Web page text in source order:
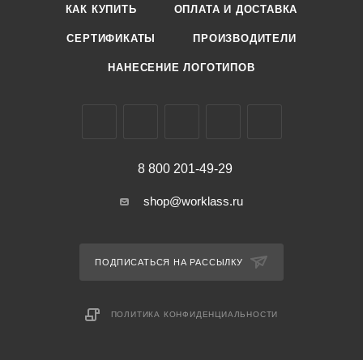
КАК КУПИТЬ ОПЛАТА И ДОСТАВКА
СЕРТИФИКАТЫ ПРОИЗВОДИТЕЛИ
НАНЕСЕНИЕ ЛОГОТИПОВ
8 800 201-49-29
shop@worklass.ru
ПОДПИСАТЬСЯ НА РАССЫЛКУ
ПОЛИТИКА КОНФИДЕНЦИАЛЬНОСТИ